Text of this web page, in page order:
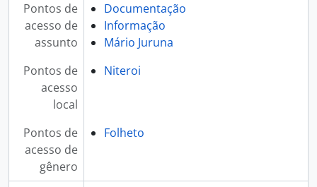
Pontos de
acesso de
assunto
Documentação
Informação
Mário Juruna
Pontos de
acesso
local
Niteroi
Pontos de
acesso de
gênero
Folheto